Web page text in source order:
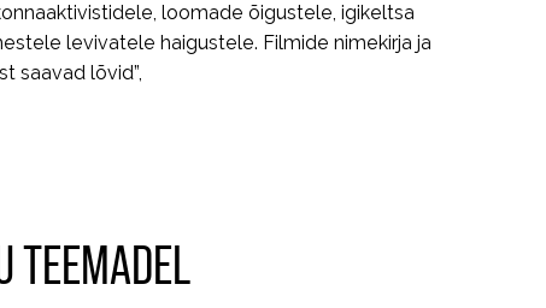
loomade õigustele, igikeltsa
levivatele haigustele. Filmide nimekirja ja
saavad lõvid”,
TEEMADEL